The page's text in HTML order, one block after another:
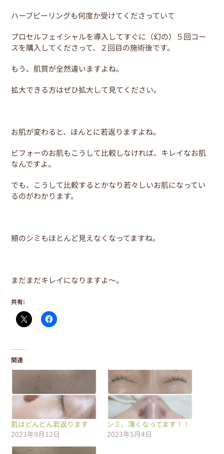
ハーブピーリングも何度か受けてくださっていて
プロセルフェイシャルを導入してすぐに（幻の）５回コー
スを購入してくださって、２回目の施術後です。
もう、肌質が全然違いますよね。
拡大できる方はぜひ拡大して見てください。
お肌が変わると、ほんとに若返りますよね。
ビフォーのお肌もこうして比較しなければ、キレイなお肌
なんですよ。
でも、こうして比較するとかなり若々しいお肌になってい
るのがわかります。
頬のシミもほとんど見えなくなってますね。
まだまだキレイになりますよ～。
共有:
関連
肌はどんどん若返ります
2023年9月12日
シミ、薄くなってます！！
2023年5月4日